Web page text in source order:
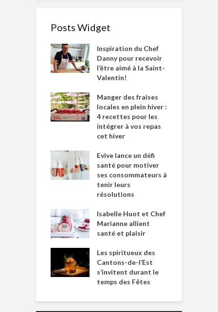
Posts Widget
Inspiration du Chef
Danny pour recevoir
l’être aimé à la Saint-
Valentin!
Manger des fraises
locales en plein hiver :
4 recettes pour les
intégrer à vos repas
cet hiver
Evive lance un défi
santé pour motiver
ses consommateurs à
tenir leurs
résolutions
Isabelle Huot et Chef
Marianne allient
santé et plaisir
Les spiritueux des
Cantons-de-l’Est
s’invitent durant le
temps des Fêtes